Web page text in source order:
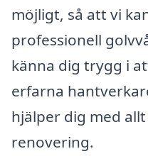
möjligt, så att vi
professionell
känna dig trygg i
erfarna
hjälper dig med
renovering.